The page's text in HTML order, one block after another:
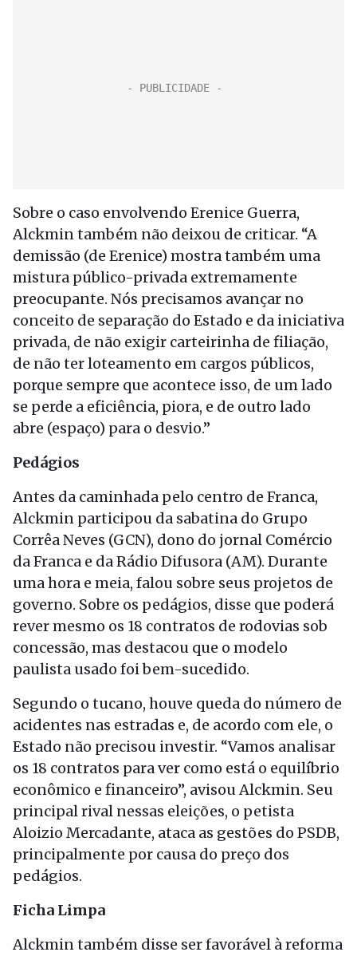
Sobre o caso envolvendo Erenice Guerra,
Alckmin também não deixou de criticar. “A
demissão (de Erenice) mostra também uma
mistura público-privada extremamente
preocupante. Nós precisamos avançar no
conceito de separação do Estado e da iniciativa
privada, de não exigir carteirinha de filiação,
de não ter loteamento em cargos públicos,
porque sempre que acontece isso, de um lado
se perde a eficiência, piora, e de outro lado
abre (espaço) para o desvio.”
Pedágios
Antes da caminhada pelo centro de Franca,
Alckmin participou da sabatina do Grupo
Corrêa Neves (GCN), dono do jornal Comércio
da Franca e da Rádio Difusora (AM). Durante
uma hora e meia, falou sobre seus projetos de
governo. Sobre os pedágios, disse que poderá
rever mesmo os 18 contratos de rodovias sob
concessão, mas destacou que o modelo
paulista usado foi bem-sucedido.
Segundo o tucano, houve queda do número de
acidentes nas estradas e, de acordo com ele, o
Estado não precisou investir. “Vamos analisar
os 18 contratos para ver como está o equilíbrio
econômico e financeiro”, avisou Alckmin. Seu
principal rival nessas eleições, o petista
Aloizio Mercadante, ataca as gestões do PSDB,
principalmente por causa do preço dos
pedágios.
Ficha Limpa
Alckmin também disse ser favorável à reforma